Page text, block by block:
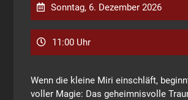
Sonntag, 6. Dezember 2026
11:00 Uhr
Wenn die kleine Miri einschläft,
voller Magie: Das geheimnisvolle